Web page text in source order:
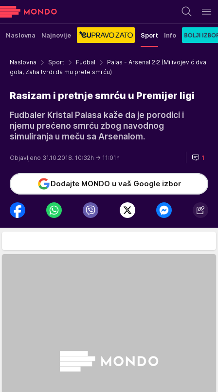
Naslovna Najnovije Sport Info
Naslovna Sport Fudbal
Palas - Arsenal 2:2 (Milivojević dva
gola, Zaha tvrdi da mu prete smrću)
Rasizam i pretnje smrću u Premijer ligi
Fudbaler Kristal Palasa kaže da je porodici i
njemu prećeno smrću zbog navodnog
simuliranja u meču sa Arsenalom.
Objavljeno 31.10.2018. 10:32h → 11:01h 1
Dodajte MONDO u vaš Google izbor